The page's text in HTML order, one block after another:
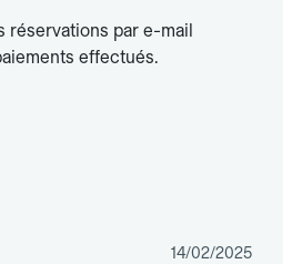
réservations par e-mail
effectués.
14/02/2025